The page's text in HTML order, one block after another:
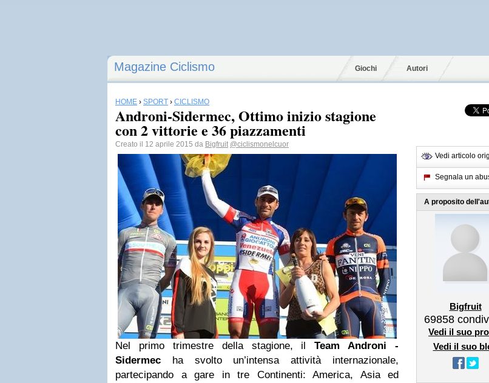
Magazine Ciclismo Giochi Autori
HOME › SPORT › CICLISMO
Androni-Sidermec, Ottimo inizio stagione
con 2 vittorie e 36 piazzamenti
Creato il 12 aprile 2015 da Bigfruit @ciclismonelcuor
Nel primo trimestre della stagione, ilTeam Androni -
Sidermec ha svolto un’intensa attività internazionale,
partecipando a gare in tre Continenti: America, Asia ed
Vedi articolo
Segnala un
A proposito
Bigfruit
69858
Vedi il suo
Vedi il suo